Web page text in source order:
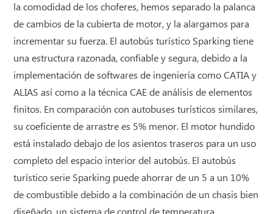
la comodidad de los choferes, hemos separado la palanca
de cambios de la cubierta de motor, y la alargamos para
incrementar su fuerza. El autobús turístico Sparking tiene
una estructura razonada, confiable y segura, debido a la
implementación de softwares de ingeniería como CATIA y
ALIAS así como a la técnica CAE de análisis de elementos
finitos. En comparación con autobuses turísticos similares,
su coeficiente de arrastre es 5% menor. El motor hundido
está instalado debajo de los asientos traseros para un uso
completo del espacio interior del autobús. El autobús
turístico serie Sparking puede ahorrar de un 5 a un 10%
de combustible debido a la combinación de un chasis bien